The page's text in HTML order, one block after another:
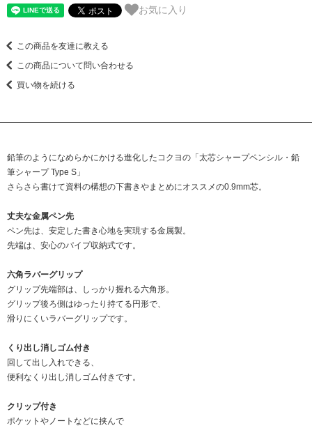
お気に入り
この商品を友達に教える
この商品について問い合わせる
買い物を続ける
鉛筆のようになめらかにかける進化したコクヨの「太芯シャープペンシル・鉛
筆シャープ Type S」
さらさら書けて資料の構想の下書きやまとめにオススメの0.9mm芯。
丈夫な金属ペン先
ペン先は、安定した書き心地を実現する金属製。
先端は、安心のパイプ収納式です。
六角ラバーグリップ
グリップ先端部は、しっかり握れる六角形。
グリップ後ろ側はゆったり持てる円形で、
滑りにくいラバーグリップです。
くり出し消しゴム付き
回して出し入れできる、
便利なくり出し消しゴム付きです。
クリップ付き
ポケットやノートなどに挟んで